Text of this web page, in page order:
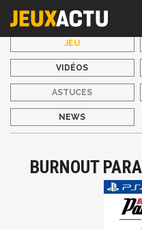
JEU
VIDÉOS
ASTUCES
NEWS
BURNOUT